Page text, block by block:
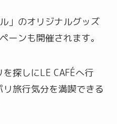
」のオリジナルグッズ
ーンも開催されます。
探しにLE CAFÉへ行
旅行気分を満喫できる